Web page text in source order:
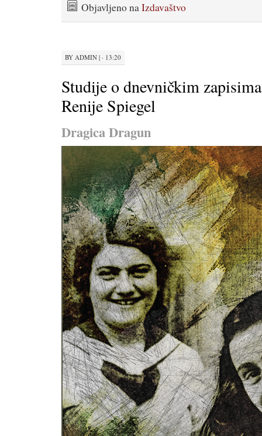
Objavljeno naIzdavaštvo
BY ADMIN | · 13:20
Studije o dnevničkim
Renije Spiegel
Dragica Dragun